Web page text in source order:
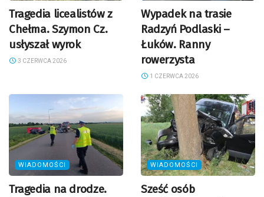
Tragedia licealistów z
Chełma. Szymon Cz.
usłyszał wyrok
3 CZERWCA 2026
Wypadek na trasie
Radzyń Podlaski –
Łuków. Ranny
rowerzysta
1 CZERWCA 2026
WIADOMOŚCI
Tragedia na drodze.
WIADOMOŚCI
Sześć osób